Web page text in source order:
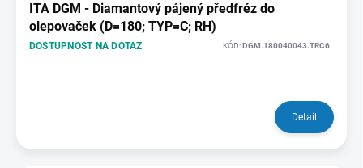
ITA DGM - Diamantový pájený předfréz do
olepovaček (D=180; TYP=C; RH)
DOSTUPNOST NA DOTAZ KÓD: DGM.180040043.TRC6
Detail